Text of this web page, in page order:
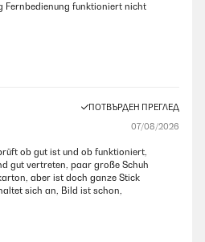
Fernbedienung funktioniert nicht
ПОТВЪРДЕН ПРЕГЛЕД
07/08/2026
ob gut ist und ob funktioniert,
gut vertreten, paar große Schuh
aber ist doch ganze Stick
sich an, Bild ist schon,